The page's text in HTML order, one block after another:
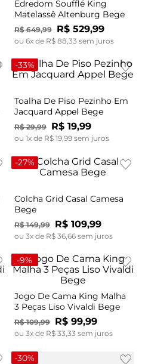
Edredom Soufflé King
Matelassê Altenburg Bege
R$ 649,99 R$ 529,99
ou 6x de R$ 88 33 sem juros
-33%
Toalha De Piso Pezinho Em
Jacquard Appel Bege
R$ 29,99 R$ 19,99
ou 1x de R$ 19,99sem juros
-27%
Colcha Grid Casal Camesa
Bege
R$ 149,99 R$ 109,99
ou 3x de R$ 36, 66sem juros
-9%
Jogo De Cama King Malha
3 Peças Liso Vivaldi Bege
R$ 109,99 R$ 99,99
ou 3x de R$ 33,33 sem juros
-30%